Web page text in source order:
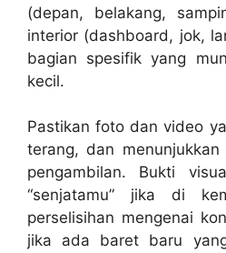
(depan, belakang,
interior (dashboard, jok,
bagian spesifik yang
kecil.
Pastikan foto dan video
terang, dan
pengambilan. Bukti
“senjatamu” jika di
perselisihan mengenai
jika ada baret baru